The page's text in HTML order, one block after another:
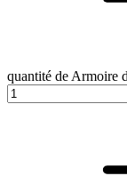
quantité de Armoire